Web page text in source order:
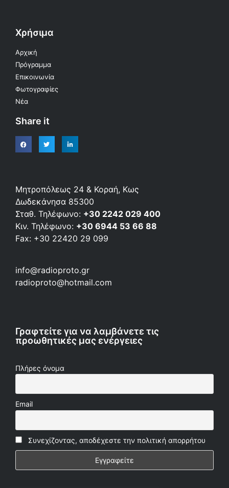
Χρήσιμα
Αρχική
Πρόγραμμα
Επικοινωνία
Φωτογραφίες
Νέα
Share it
Μητροπόλεως 24 & Κοραή, Κως
Δωδεκάνησα 85300
Σταθ. Τηλέφωνο: +30 2242 029 400
Κιν. Τηλέφωνο: +30 6944 53 66 88
Fax: +30 22420 29 099
info@radioproto.gr
radioproto@hotmail.com
Γραφτείτε για να λαμβάνετε τις
προωθητικές μας ενέργειες
Πλήρες όνομα
Email
Συνεχίζοντας, αποδέχεστε την πολιτική απορρήτου